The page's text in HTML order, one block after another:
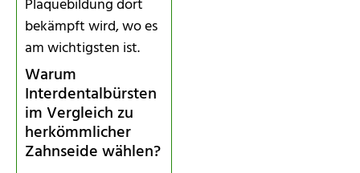
Plaquebildung dort
bekämpft wird, wo es
am wichtigsten ist.
Warum
Interdentalbürsten
im Vergleich zu
herkömmlicher
Zahnseide wählen?